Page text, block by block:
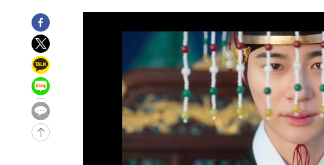
-24072초 전 >
-24055초 전 >
[속보]코스피, 119.51포인트(1.81%) 내린 6478.75 개장
-20502초 전 >
6월 경상수지 497.3억 달러…두 달 연속 사상 최대
-20453초 전 >
서울 낮 39도 '폭염중대경보'…40도 관측 가능성도
-17815초 전 >
미 워싱턴주 스포캔 시의 통제불능 3개 산불, 방화선 일부 구축
-9988초 전 >
[속보] 호르무즈 해협 이란-오만 협상 기대속 뉴욕증시 혼조 마감 다
우 0.49%↑
-8343초 전 >
[속보] 이란 대통령 "지금 최고지도자와 소통하기가 매우 어려워" 취
임 3년 인터뷰
1시간 전 > [속보] "이란-오만, 호르무즈 해협 통행 항로 합의" 이란 외무부 대변인